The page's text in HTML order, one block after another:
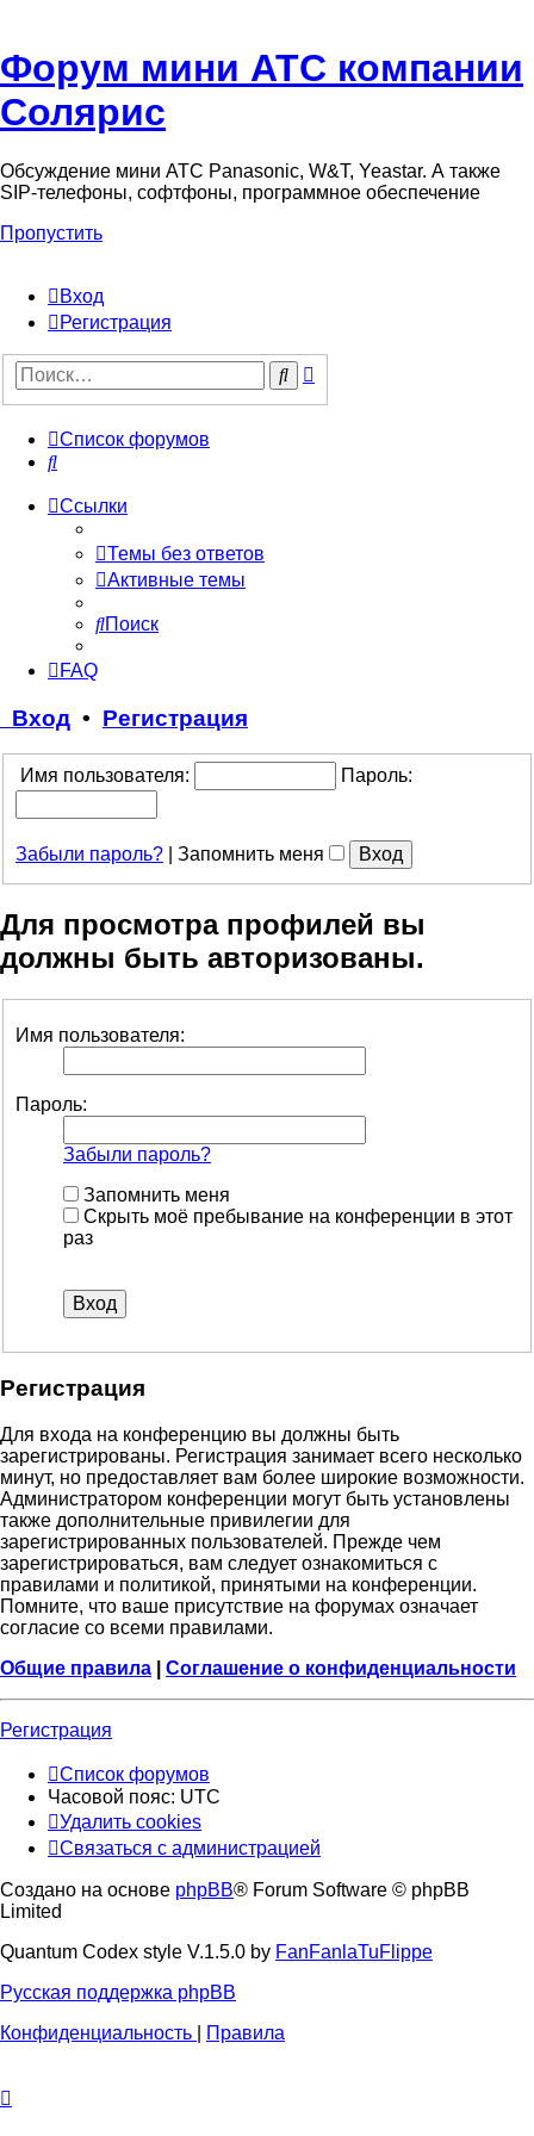
Форум мини АТС компании
Солярис
Обсуждение мини АТС Panasonic, W&T, Yeastar. А также
SIP-телефоны, софтфоны, программное обеспечение
Пропустить
Вход
Регистрация
Поиск
Список форумов
Поиск
Ссылки
Темы без ответов
Активные темы
Поиск
FAQ
Вход • Регистрация
Имя пользователя: Пароль:
Забыли пароль? Запомнить меня
Для просмотра профилей вы
должны быть авторизованы.
Имя пользователя:
Пароль:
Забыли пароль?
Запомнить меня
Скрыть моё пребывание на конференции в этот
раз
Регистрация
Для входа на конференцию вы должны быть
зарегистрированы. Регистрация занимает всего несколько
минут, но предоставляет вам более широкие возможности.
Администратором конференции могут быть установлены
также дополнительные привилегии для
зарегистрированных пользователей. Прежде чем
зарегистрироваться, вам следует ознакомиться с
правилами и политикой, принятыми на конференции.
Помните, что ваше присутствие на форумах означает
согласие со всеми правилами.
Общие правила
Соглашение о конфиденциальности
Регистрация
Список форумов
Часовой пояс: UTC
Удалить cookies
Связаться с администрацией
Создано на основе phpBB® Forum Software © phpBB
Limited
Quantum Codex style V.1.5.0 by FanFanlaTuFlippe
Русская поддержка phpBB
Конфиденциальность
Правила